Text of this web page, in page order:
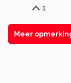
1
Meer